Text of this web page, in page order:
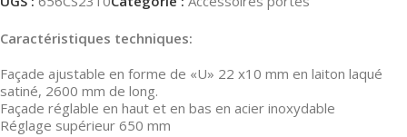
Caractéristiques techniques:
Façade ajustable en forme de «U» 22 x10 mm en laiton laqué
satiné, 2600 mm de long.
Façade réglable en haut et en bas en acier inoxydable
Réglage supérieur 650 mm